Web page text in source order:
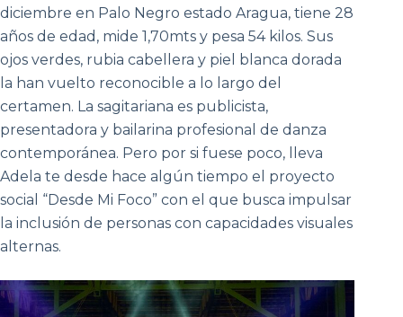
diciembre en Palo Negro estado Aragua, tiene 28
años de edad, mide 1,70mts y pesa 54 kilos. Sus
ojos verdes, rubia cabellera y piel blanca dorada
la han vuelto reconocible a lo largo del
certamen. La sagitariana es publicista,
presentadora y bailarina profesional de danza
contemporánea. Pero por si fuese poco, lleva
Adela te desde hace algún tiempo el proyecto
social “Desde Mi Foco” con el que busca impulsar
la inclusión de personas con capacidades visuales
alternas.